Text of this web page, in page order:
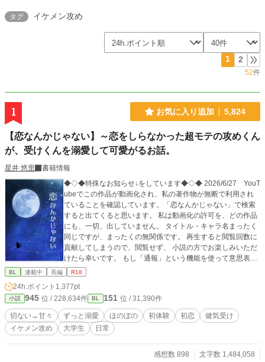
タグ イケメン攻め
1 2
52件
1 お気に入り追加 5,824
【恋なんかじゃない】～恋をしらなかった超モテの攻めくん
が、受けくんを溺愛して可愛がるお話。
星井 悠里
書籍情報
◆◇◆特殊なお知らせ↓をしています◆◇◆ 2026/6/27 YouT
ubeでこの作品が動画化され、私の著作物が無断で利用され
ていることを確認しています。「恋なんかじゃない」で検索
すると出てくると思います。 私は動画化の許可を、どの作品
にも、一切、出していません。 タイトル・キャラ名まったく
同じですが、まったくの無関係です。 再生すると閲覧回数に
貢献してしまうので、閲覧せず、 小説の方でお楽しみいただ
けたら幸いです。 もし「通報」という機能を使って意思表示
をしていただける方がいらっしゃいましたら、皆様が安全な
ゃない」で検索しても出てこなくなるのを願って。 とりあえ
ず、動画からこちらにくる方もいるかもしれませんので、こ
の文章をしばらく載せておきます。 ◆◇◆ のどかに甘々を読
みたい方、ぜひ…♡ 超モテまくりで遊んではいたけど好きっ
て気持ちも執着も知らなかった攻めくんが、平凡だけど可愛
位、猫可愛がりに可愛がるお話です(*´艸`*)♡ 中の皆、ちょっ
BL 連載中 長編 R18
24h.ポイント 1,377pt
小説 945 位 / 228,634件 BL 151 位 / 31,390件
切ない→甘々 ずっと溺愛 ほのぼの 初体験 初恋
健気受け
イケメン攻め
大学生 日常
感想数 898
文字数 1,484,058